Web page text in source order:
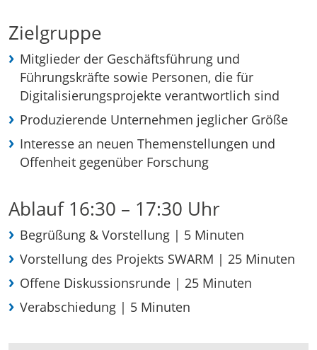
Zielgruppe
Mitglieder der Geschäftsführung und
Führungskräfte sowie Personen, die für
Digitalisierungsprojekte verantwortlich sind
Produzierende Unternehmen jeglicher Größe
Interesse an neuen Themenstellungen und
Offenheit gegenüber Forschung
Ablauf 16:30 – 17:30 Uhr
Begrüßung & Vorstellung | 5 Minuten
Vorstellung des Projekts SWARM | 25 Minuten
Offene Diskussionsrunde | 25 Minuten
Verabschiedung | 5 Minuten